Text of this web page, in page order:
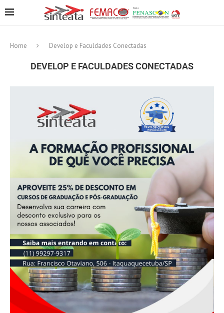
Home Develop e Faculdades Conectadas
DEVELOP E FACULDADES CONECTADAS